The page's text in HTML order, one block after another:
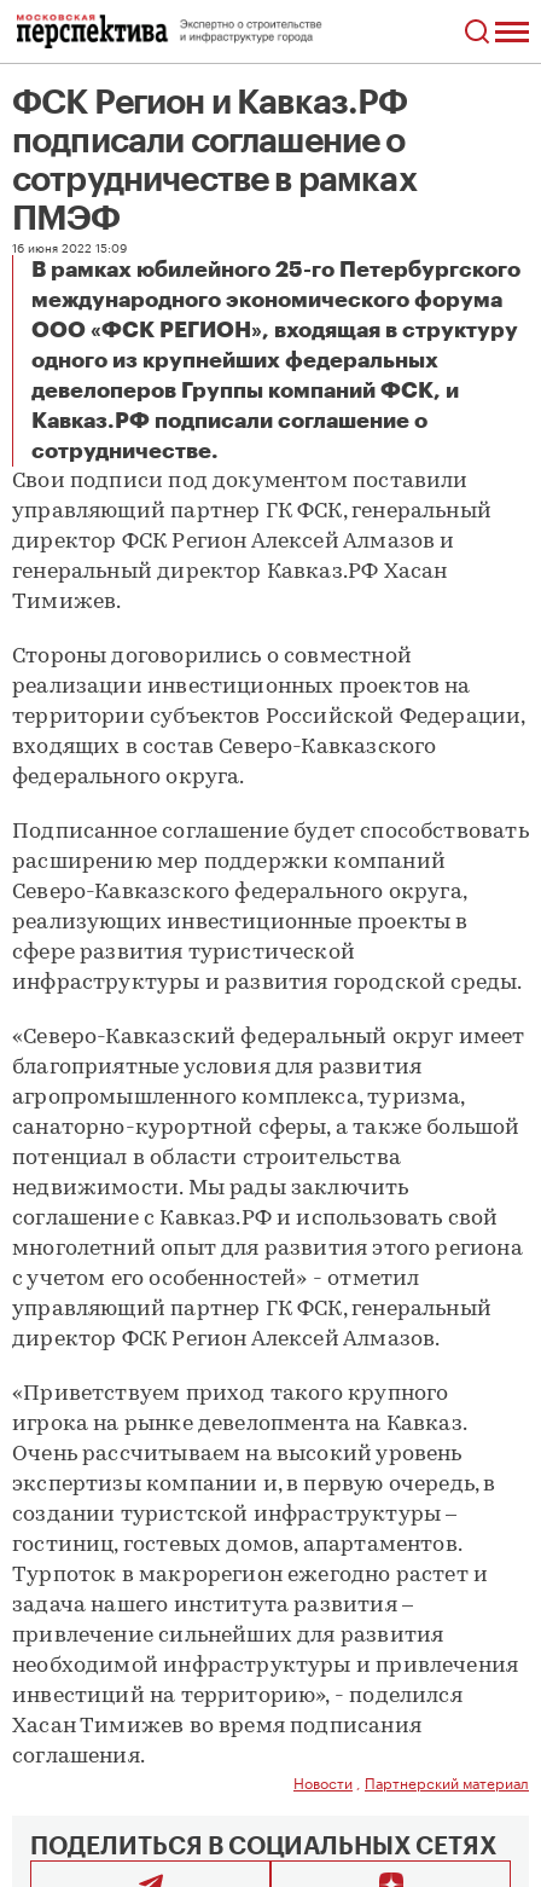
ФСК Регион и Кавказ.РФ
подписали соглашение о
сотрудничестве в рамках
ПМЭФ
16 июня 2022 15:09
В рамках юбилейного 25-го Петербургского
международного экономического форума
ООО «ФСК РЕГИОН», входящая в структуру
одного из крупнейших федеральных
девелоперов Группы компаний ФСК, и
Кавказ.РФ подписали соглашение о
сотрудничестве.
Свои подписи под документом поставили
управляющий партнер ГК ФСК, генеральный
директор ФСК Регион Алексей Алмазов и
генеральный директор Кавказ.РФ Хасан
Тимижев.
Стороны договорились о совместной
реализации инвестиционных проектов на
территории субъектов Российской Федерации,
входящих в состав Северо-Кавказского
федерального округа.
Подписанное соглашение будет способствовать
расширению мер поддержки компаний
Северо-Кавказского федерального округа,
реализующих инвестиционные проекты в
сфере развития туристической
инфраструктуры и развития городской среды.
«Северо-Кавказский федеральный округ имеет
благоприятные условия для развития
агропромышленного комплекса, туризма,
санаторно-курортной сферы, а также большой
потенциал в области строительства
недвижимости. Мы рады заключить
соглашение с Кавказ.РФ и использовать свой
многолетний опыт для развития этого региона
с учетом его особенностей» - отметил
управляющий партнер ГК ФСК, генеральный
директор ФСК Регион Алексей Алмазов.
«Приветствуем приход такого крупного
игрока на рынке девелопмента на Кавказ.
Очень рассчитываем на высокий уровень
экспертизы компании и, в первую очередь, в
создании туристской инфраструктуры –
гостиниц, гостевых домов, апартаментов.
Турпоток в макрорегион ежегодно растет и
задача нашего института развития –
привлечение сильнейших для развития
необходимой инфраструктуры и привлечения
инвестиций на территорию», - поделился
Хасан Тимижев во время подписания
соглашения.
Новости Партнерский материал
ПОДЕЛИТЬСЯ В СОЦИАЛЬНЫХ СЕТЯХ